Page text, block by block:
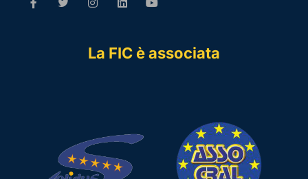
La FIC è associata